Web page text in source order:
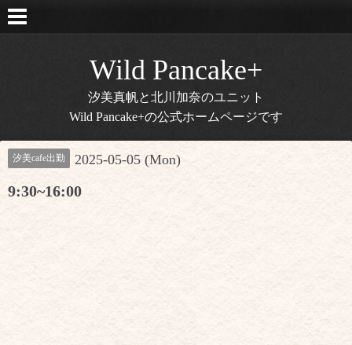
Wild Pancake+
汐美真帆と北川加奈のユニット
Wild Pancake+の公式ホームページです
汐美cafe出勤 2025-05-05 (Mon)
9:30~16:00